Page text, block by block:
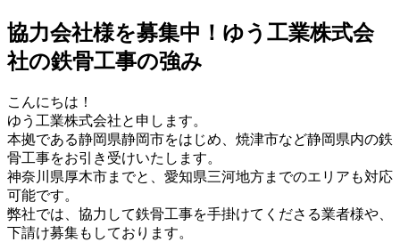
協力会社様を募集中！ゆう工業株式会
社の鉄骨工事の強み
こんにちは！
ゆう工業株式会社と申します。
本拠である静岡県静岡市をはじめ、焼津市など静岡県内の鉄
骨工事をお引き受けいたします。
神奈川県厚木市までと、愛知県三河地方までのエリアも対応
可能です。
弊社では、協力して鉄骨工事を手掛けてくださる業者様や、
下請け募集もしております。